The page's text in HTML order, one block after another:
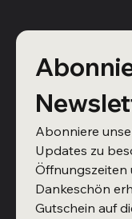
Abonniere
Updates zu
Öffnungszeiten
Dankeschön
Gutschein auf